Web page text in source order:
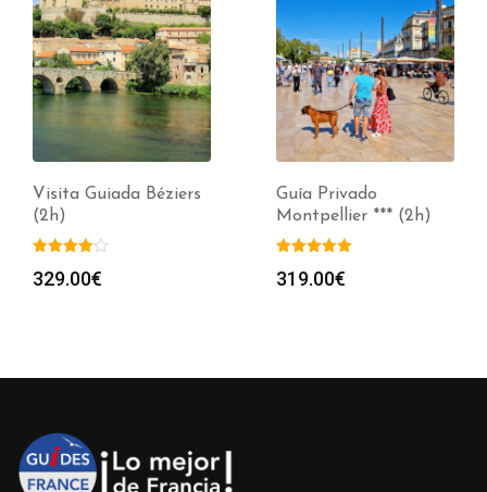
Visita Guiada Béziers
(2h)
329.00€
Guía Privado
Montpellier *** (2h)
319.00€